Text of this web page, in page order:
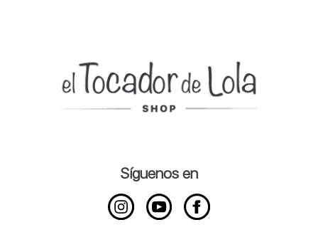
Síguenos en